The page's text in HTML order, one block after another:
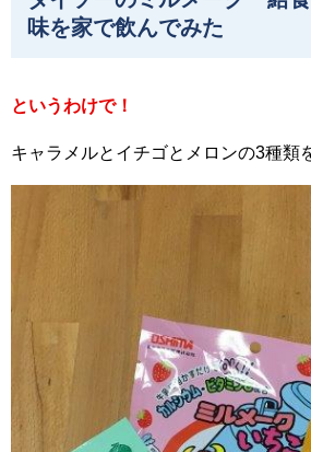
味を家で飲んでみた
というわけで！
キャラメルとイチゴとメロンの3種類